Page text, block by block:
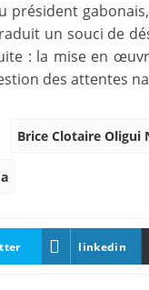
président
un souci de
: la mise en
des attentes
Brice Clotaire Oligui
linkedin